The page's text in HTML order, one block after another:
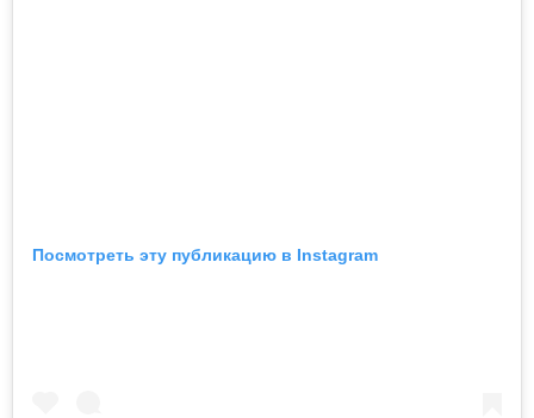
Посмотреть эту публикацию в Instagram